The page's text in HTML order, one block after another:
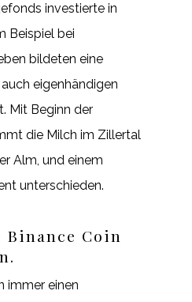
investierte in
Beispiel bei
bildeten eine
eigenhändigen
Mit Beginn der
die Milch im Zillertal
Alm, und einem
unterschieden.
Binance Coin
immer einen